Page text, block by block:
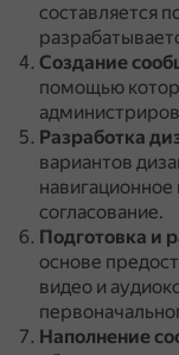
составляется
Создание
помощью
Разработка
вариантов
согласование.
Подготовка и
основе
видео и
Наполнение